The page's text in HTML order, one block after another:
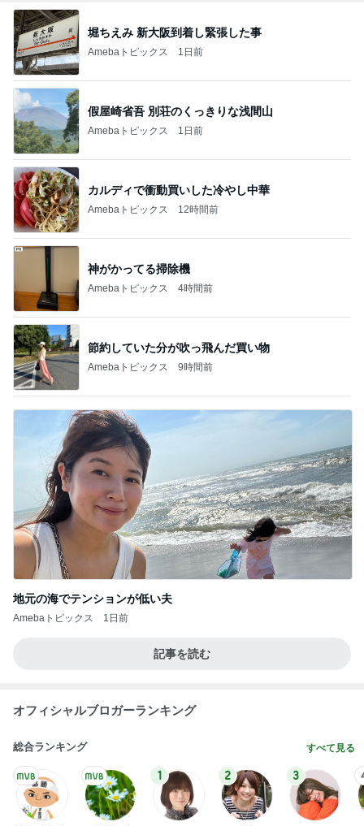
堀ちえみ 新大阪到着し緊張した事
Amebaトピックス 1日前
假屋崎省吾 別荘のくっきりな浅間山
Amebaトピックス 1日前
カルディで衝動買いした冷やし中華
Amebaトピックス 12時間前
神がかってる掃除機
Amebaトピックス 4時間前
節約していた分が吹っ飛んだ買い物
Amebaトピックス 9時間前
地元の海でテンションが低い夫
Amebaトピックス 1日前
記事を読む
オフィシャルブロガーランキング
総合ランキング すべて見る
1 2 3